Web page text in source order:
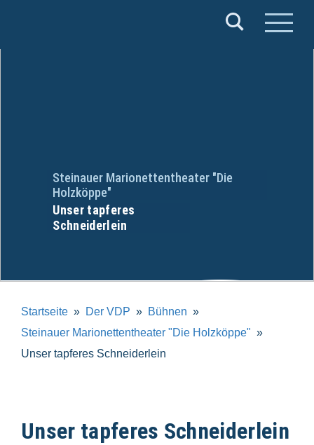
Steinauer Marionettentheater "Die
Holzköppe"
Unser tapferes
Schneiderlein
Startseite Der VDP
Bühnen
Steinauer Marionettentheater "Die Holzköppe"
Unser tapferes Schneiderlein
Unser tapferes Schneiderlein